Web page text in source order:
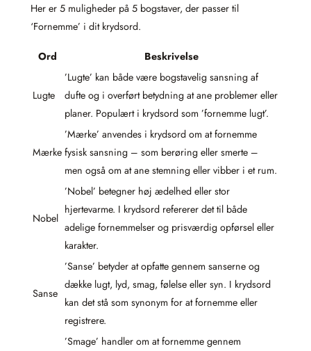
Her er 5 muligheder på 5 bogstaver, der passer til
‘Fornemme’ i dit krydsord.
Ord Beskrivelse
Lugte
’Lugte’ kan både være bogstavelig sansning af
dufte og i overført betydning at ane problemer eller
planer. Populært i krydsord som ’fornemme lugt’.
Mærke
’Mærke’ anvendes i krydsord om at fornemme
fysisk sansning – som berøring eller smerte –
men også om at ane stemning eller vibber i et rum.
Nobel
’Nobel’ betegner høj ædelhed eller stor
hjertevarme. I krydsord refererer det til både
adelige fornemmelser og prisværdig opførsel eller
karakter.
Sanse
’Sanse’ betyder at opfatte gennem sanserne og
dække lugt, lyd, smag, følelse eller syn. I krydsord
kan det stå som synonym for at fornemme eller
registrere.
’Smage’ handler om at fornemme gennem